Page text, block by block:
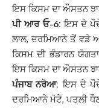
ਇਸ ਕਿਸਮ ਦਾ ਔਸਤਨ
ਪੀ ਆਰ ਓ-6: ਇਸ ਦੇ
ਲਾਲ, ਦਰਮਿਆਨੇ ਤੋਂ ਵਡੇ
ਕਿਸਮ ਦੀ ਭੰਡਾਰਨ
ਇਸ ਕਿਸਮ ਦਾ ਔਸਤਨ
ਪੰਜਾਬ ਨਰੋਆ: ਇਸ ਦੇ
ਦਰਮਿਆਨੇ ਮੋਟੇ, ਪਤਲੀ